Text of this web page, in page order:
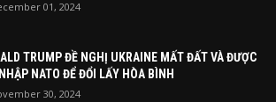
01, 2024
TRUMP ĐỀ NGHỊ UKRAINE MẤT ĐẤT VÀ ĐƯỢC
NATO ĐỂ ĐỔI LẤY HÒA BÌNH
30, 2024